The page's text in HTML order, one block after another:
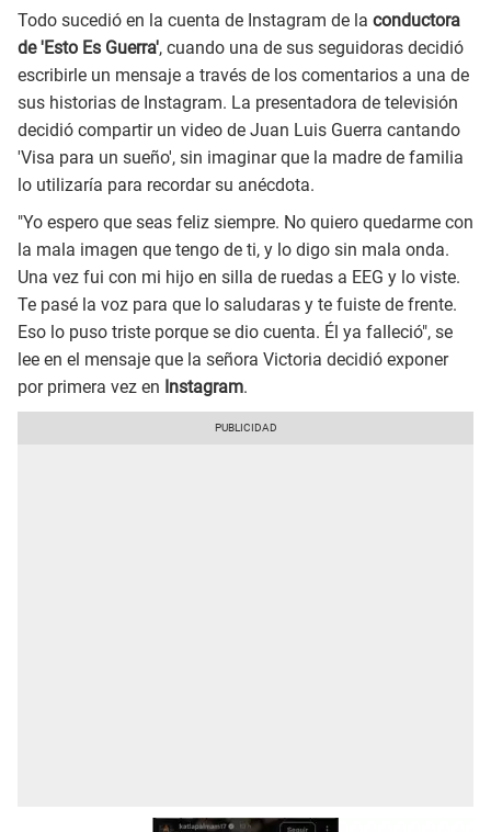
Todo sucedió en la cuenta de Instagram de la conductora
de 'Esto Es Guerra', cuando una de sus seguidoras decidió
escribirle un mensaje a través de los comentarios a una de
sus historias de Instagram. La presentadora de televisión
decidió compartir un video de Juan Luis Guerra cantando
'Visa para un sueño', sin imaginar que la madre de familia
lo utilizaría para recordar su anécdota.
"Yo espero que seas feliz siempre. No quiero quedarme con
la mala imagen que tengo de ti, y lo digo sin mala onda.
Una vez fui con mi hijo en silla de ruedas a EEG y lo viste.
Te pasé la voz para que lo saludaras y te fuiste de frente.
Eso lo puso triste porque se dio cuenta. Él ya falleció", se
lee en el mensaje que la señora Victoria decidió exponer
por primera vez en Instagram.